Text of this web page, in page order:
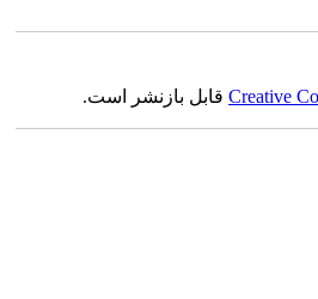
Creativeقابل بازنشر است.